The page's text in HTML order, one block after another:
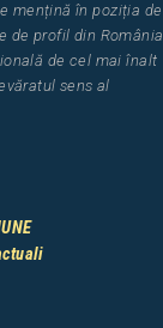
mențină în poziția de
e de profil din România
ională de cel maiînalt
ăratul sens al